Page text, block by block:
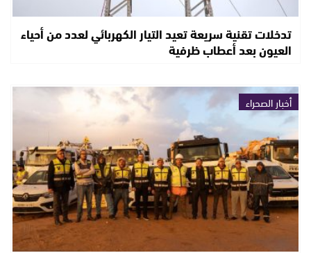
تدخلات تقنية سريعة تعيد التيار الكهربائي لعدد من أحياء
العيون بعد أعطاب ظرفية
أخبار الصحراء